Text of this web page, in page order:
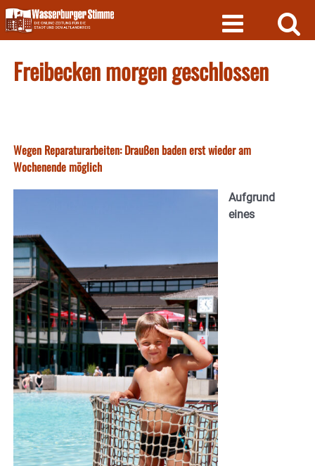
Skip
to
content
Freibecken morgen geschlossen
Wegen Reparaturarbeiten: Draußen baden erst wieder am
Wochenende möglich
Aufgrund
eines